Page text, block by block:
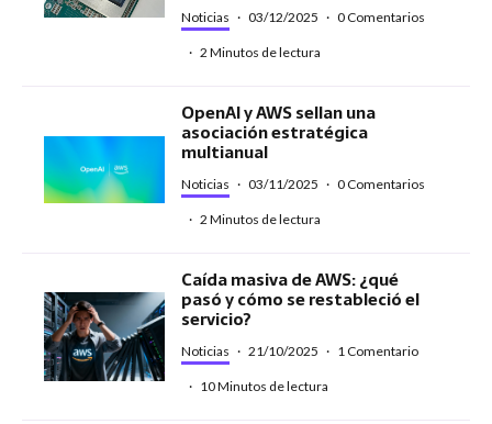
Noticias · 03/12/2025 · 0 Comentarios
· 2 Minutos de lectura
OpenAI y AWS sellan una
asociación estratégica
multianual
Noticias · 03/11/2025 · 0 Comentarios
· 2 Minutos de lectura
Caída masiva de AWS: ¿qué
pasó y cómo se restableció el
servicio?
Noticias · 21/10/2025 · 1 Comentario
· 10 Minutos de lectura